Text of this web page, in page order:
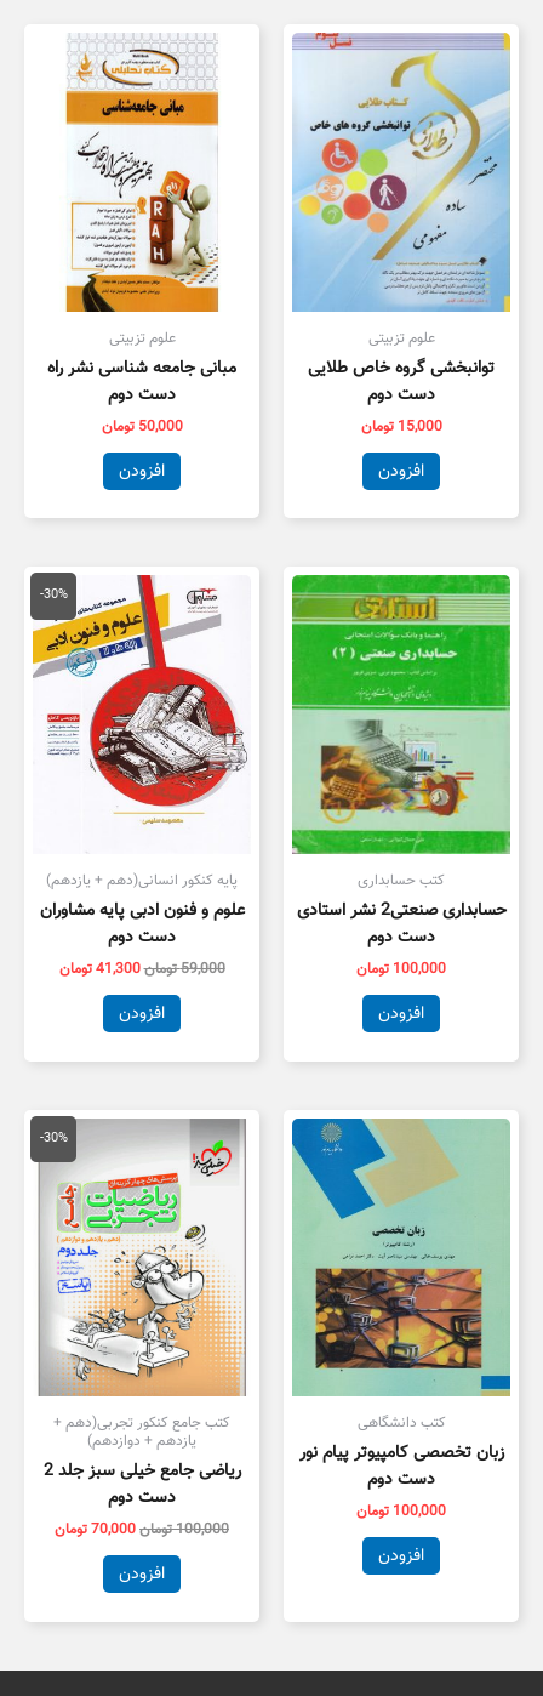
علوم تزبیتی
توانبخشی گروه خاص طلایی
دست دوم
15,000 تومان
افزودن
علوم تزبیتی
مبانی جامعه شناسی نشر راه
دست دوم
50,000 تومان
افزودن
کتب حسابداری
حسابداری صنعتی2 نشر استادی
دست دوم
100,000 تومان
افزودن
-30%
پایه کنکور انسانی(دهم + یازدهم)
علوم و فنون ادبی پایه مشاوران
دست دوم
59,000تومان
قیمت
اصلی
59,000 تومان
بود.
41,300تومان
قیمت
فعلی
است.
افزودن
کتب دانشگاهی
زبان تخصصی کامپیوتر پیام نور
دست دوم
100,000 تومان
افزودن
-30%
کتب جامع کنکور تجربی(دهم +
یازدهم + دوازدهم)
ریاضی جامع خیلی سبز جلد 2
دست دوم
100,000تومان
قیمت
100,000 تومان
بود.
70,000تومان
قیمت
فعلی
افزودن